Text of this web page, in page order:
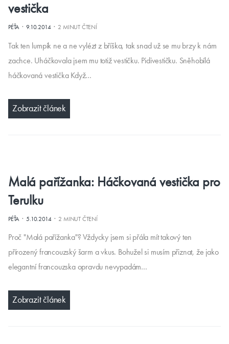
vestička
PÉŤA·9.10.2014· 2 MINUT ČTENÍ
Tak ten lumpík ne a ne vylézt z bříška, tak snad už se mu brzy k nám
zachce. Uháčkovala jsem mu totiž vestičku. Pidivestičku. Sněhobílá
háčkovaná vestička Když…
Zobrazit článek
Malá pařížanka: Háčkovaná vestička pro
Terulku
PÉŤA·5.10.2014· 2 MINUT ČTENÍ
Proč "Malá pařížanka"? Vždycky jsem si přála mít takový ten
přírozený francouzský šarm a vkus. Bohužel si musím přiznat, že jako
elegantní francouzska opravdu nevypadám…
Zobrazit článek